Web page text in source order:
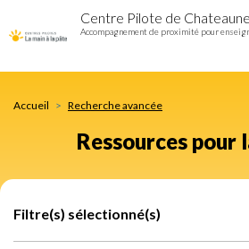
pour
au
contenu
Centre Pilote de
Accompagnement de proximité pour
Accueil Recherche avancée
Ressources pour
Filtre(s) sélectionné(s)